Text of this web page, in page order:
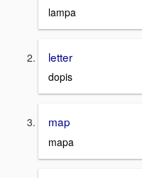
lampa
letter
dopis
map
mapa